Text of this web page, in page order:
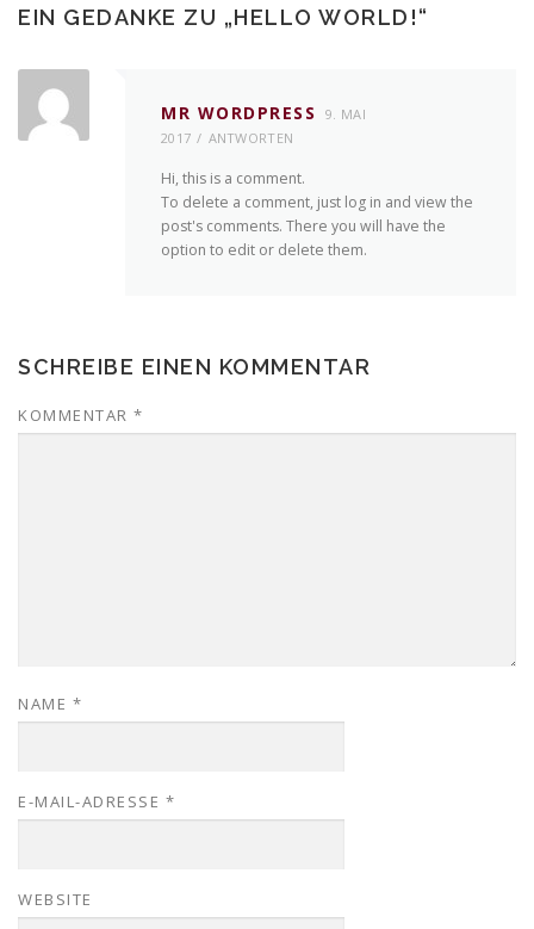
EIN GEDANKE ZU „HELLO WORLD!“
MR WORDPRESS
9. MAI
2017
ANTWORTEN
Hi, this is a comment.
To delete a comment, just log in and view the
post's comments. There you will have the
option to edit or delete them.
SCHREIBE EINEN KOMMENTAR
KOMMENTAR *
NAME *
E-MAIL-ADRESSE *
WEBSITE